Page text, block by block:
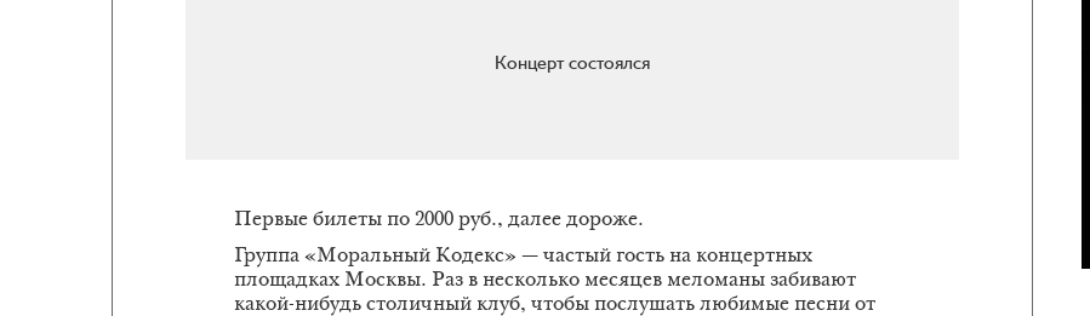
Концерт состоялся
Первые билеты по 2000 руб., далее дороже.
Группа «Моральный Кодекс» — частый гость на концертных
площадках Москвы. Раз в несколько месяцев меломаны забивают
какой-нибудь столичный клуб, чтобы послушать любимые песни от